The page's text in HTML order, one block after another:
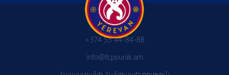
+374 55 44-84-88
info@fcpyunik.am